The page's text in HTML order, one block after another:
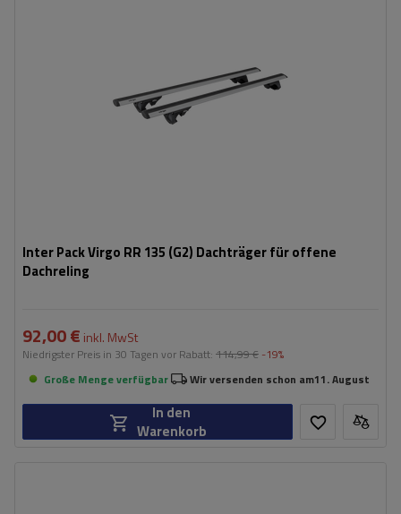
Inter Pack Virgo RR 135 (G2) Dachträger für offene
Dachreling
92,00 € inkl. MwSt
Niedrigster Preis in 30 Tagen vor Rabatt: 114,99 € -19%
Große Menge verfügbar
Wir versenden schon am11. August
In den
Warenkorb